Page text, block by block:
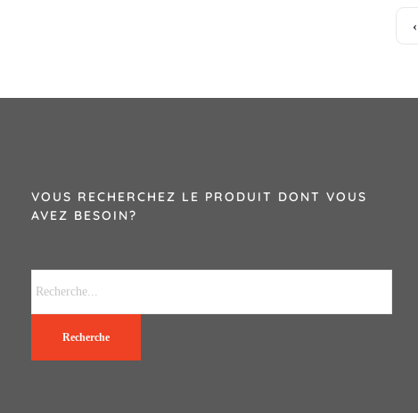
‹
VOUS RECHERCHEZ LE PRODUIT DONT VOUS
AVEZ BESOIN?
Recherche